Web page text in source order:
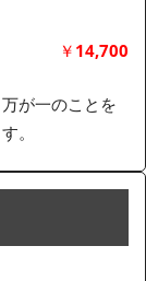
￥ 14,700
が一のことを
。